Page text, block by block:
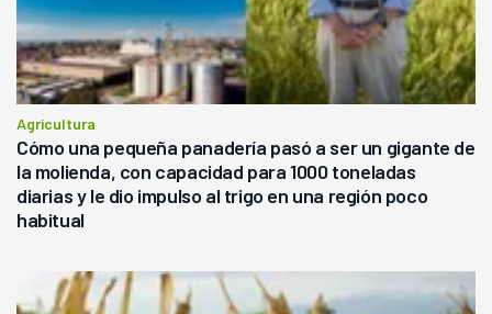
Agricultura
Cómo una pequeña panadería pasó a ser un gigante de
la molienda, con capacidad para 1000 toneladas
diarias y le dio impulso al trigo en una región poco
habitual